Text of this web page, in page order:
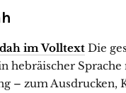
im Volltext Die
hebräischer
– zum Ausdrucken,